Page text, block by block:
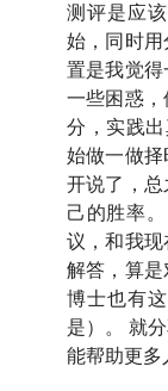
测评是应
始，同时
置是我觉
一些困惑
分，实践
始做一做
开说了，总
己的胜率
议，和我
解答，算
博士也有
是）。 就
能帮助更多